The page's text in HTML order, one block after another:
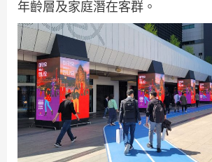
年齡層及家庭潛在客群。